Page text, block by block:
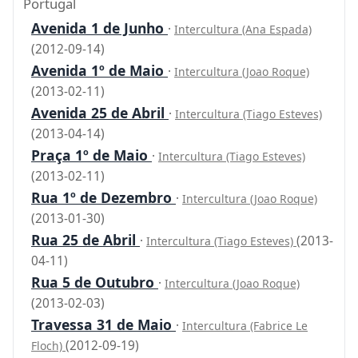
Avenida 1 de Junho · Intercultura (Ana Espada)
(2012-09-14)
Avenida 1º de Maio · Intercultura (Joao Roque)
(2013-02-11)
Avenida 25 de Abril · Intercultura (Tiago Esteves)
(2013-04-14)
Praça 1º de Maio · Intercultura (Tiago Esteves)
(2013-02-11)
Rua 1º de Dezembro · Intercultura (Joao Roque)
(2013-01-30)
Rua 25 de Abril · Intercultura (Tiago Esteves) (2013-
04-11)
Rua 5 de Outubro · Intercultura (Joao Roque)
(2013-02-03)
Travessa 31 de Maio · Intercultura (Fabrice Le
Floch) (2012-09-19)